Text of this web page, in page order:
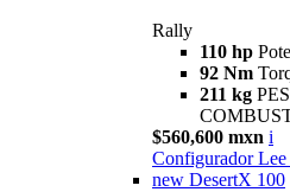
Rally
110 hp
92 Nm
211 kg
$560,600 mxn i
Configurador Lee
new DesertX 100